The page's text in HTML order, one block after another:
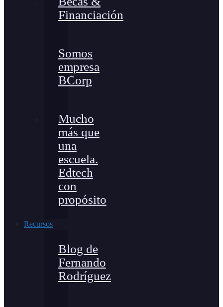
Financiación
Somos
empresa
BCorp
Mucho
más que
una
escuela.
Edtech
con
propósito
Recursos
Blog de
Fernando
Rodríguez